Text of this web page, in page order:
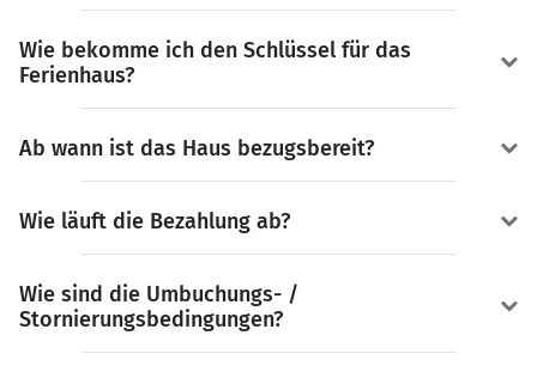
Wie bekomme ich den Schlüssel für das
Ferienhaus?
Ab wann ist das Haus bezugsbereit?
Wie läuft die Bezahlung ab?
Wie sind die Umbuchungs- /
Stornierungsbedingungen?